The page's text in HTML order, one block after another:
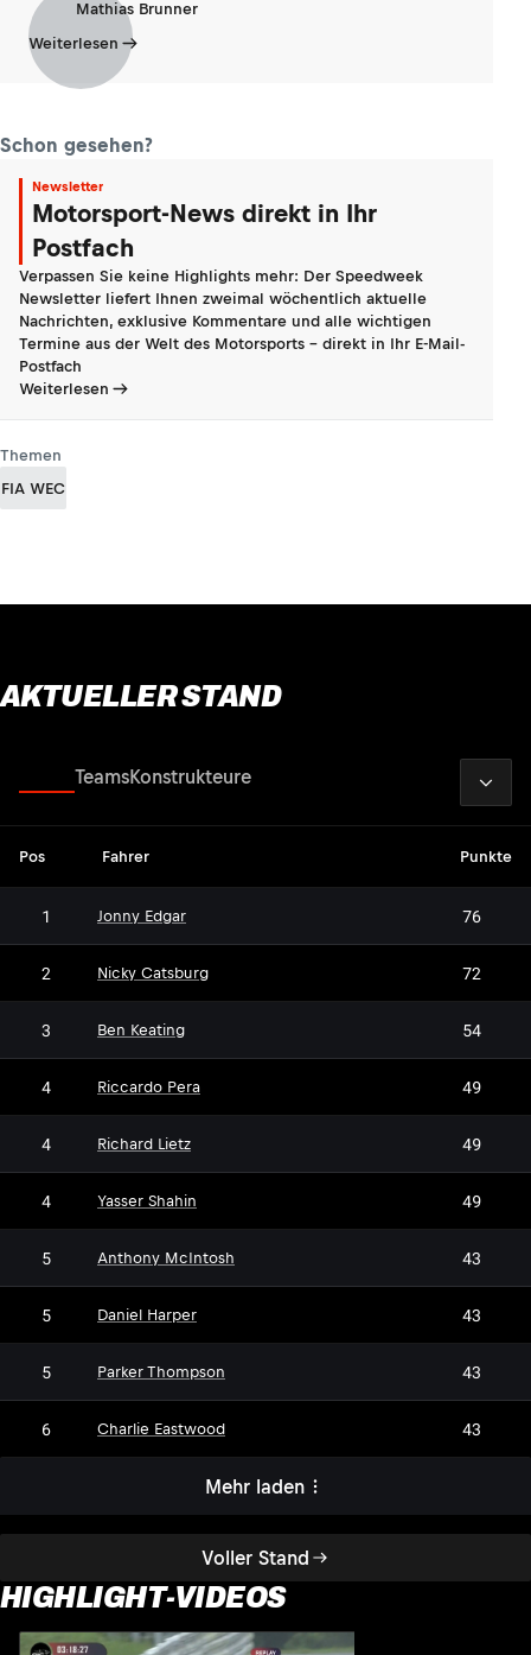
Mathias Brunner
Weiterlesen
Schon gesehen?
Newsletter
Motorsport-News direkt in Ihr
Postfach
Verpassen Sie keine Highlights mehr: Der Speedweek
Newsletter liefert Ihnen zweimal wöchentlich aktuelle
Nachrichten, exklusive Kommentare und alle wichtigen
Termine aus der Welt des Motorsports - direkt in Ihr E-Mail-
Postfach
Weiterlesen
Themen
FIA WEC
AKTUELLER STAND
Voller Stand
TeamsKonstrukteure
Pos Fahrer Punkte
1 Jonny Edgar 76
2 Nicky Catsburg 72
3 Ben Keating 54
4 Riccardo Pera 49
4 Richard Lietz 49
4 Yasser Shahin 49
5 Anthony McIntosh 43
5 Daniel Harper 43
5 Parker Thompson 43
6 Charlie Eastwood 43
Mehr laden
HIGHLIGHT-VIDEOS